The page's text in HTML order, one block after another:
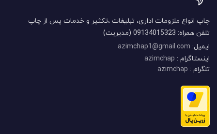
چاپ انواع ملزومات اداری، تبلیغات ،تکثیر و خدمات پس از چاپ
تلفن همراه: 09134015323 (مدیریت)
ایمیل: azimchap1@gmail.com
اینستاگرام : azimchap
تلگرام : azimchap